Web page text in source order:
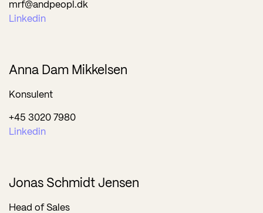
mrf@andpeopl.dk
Linkedin
Anna Dam Mikkelsen
Konsulent
+45 3020 7980
Linkedin
Jonas Schmidt Jensen
Head of Sales